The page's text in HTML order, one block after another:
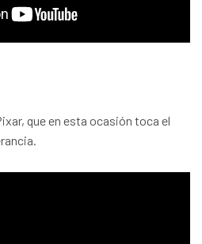
que en esta ocasión toca el